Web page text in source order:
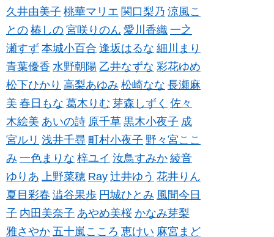
久井由美子 桃華マリエ 関口梨乃 涼風こ
との 椿しの 宮咲りのん 愛川香織 一之
瀬すず 本城小百合 逢坂はるな 細川まり
青葉優香 水野朝陽 乙井なずな 彩花ゆめ
松下ひかり 高梨あゆみ 松崎なな 長瀬麻
美 春日もな 葛木りむ 芽森しずく 佐々
木絵美 あいの詩 原千草 黒木小夜子 成
宮ルリ 浅井千尋 町村小夜子 野々宮ここ
み 一色まりな 梓ユイ 汝鳥すみか 綾音
ゆりあ 上野菜穂 Ray 辻井ゆう 花井りん
夏目彩春 澁谷果歩 円城ひとみ 風間今日
子 内田美奈子 あやめ美桜 かなみ芽梨
雅さやか 五十嵐こころ 恵けい 麻宮まど